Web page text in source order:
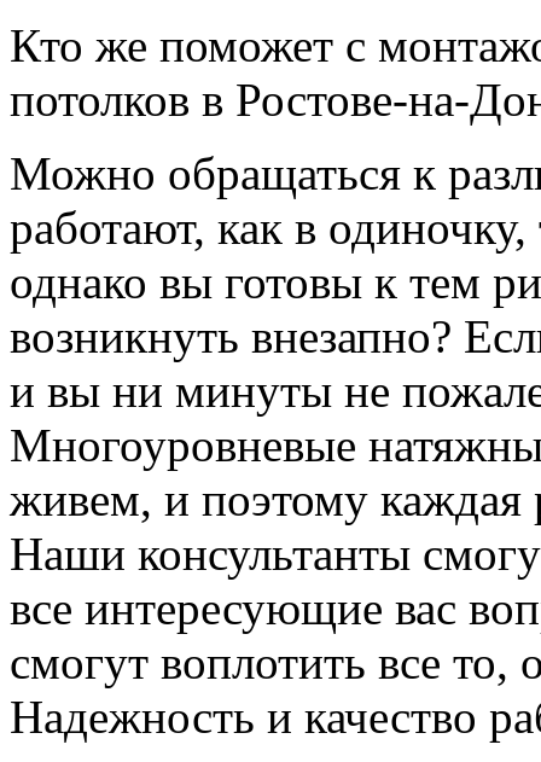
Кто же поможет с
потолков в Ростове-на-
Можно обращаться к
работают, как в
однако вы готовы к тем
возникнуть внезапно?
и вы ни минуты не
Многоуровневые
живем, и поэтому каждая
Наши консультанты
все интересующие вас
смогут воплотить все
Надежность и качество